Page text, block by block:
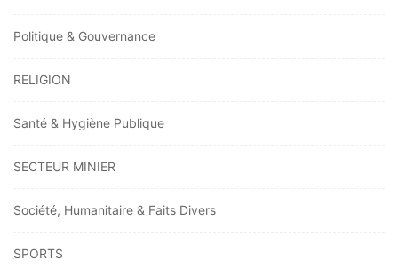
Politique & Gouvernance
RELIGION
Santé & Hygiène Publique
SECTEUR MINIER
Société, Humanitaire & Faits Divers
SPORTS